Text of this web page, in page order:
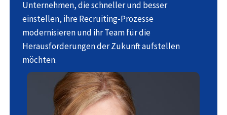
Unternehmen, die schneller und besser
einstellen, ihre Recruiting-Prozesse
modernisieren und ihr Team für die
Herausforderungen der Zukunft aufstellen
möchten.